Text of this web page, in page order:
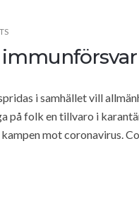
i samhället vill
på folk en tillvaro i
mot coronavirus.